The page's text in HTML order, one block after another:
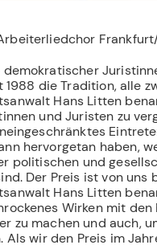
demokratischer
die Tradition, alle
Hans Litten
und Juristen zu
hervorgetan haben,
politischen und
Der Preis ist von uns
Hans Litten
Wirken mit
zu machen und auch,
Als wir den Preis im